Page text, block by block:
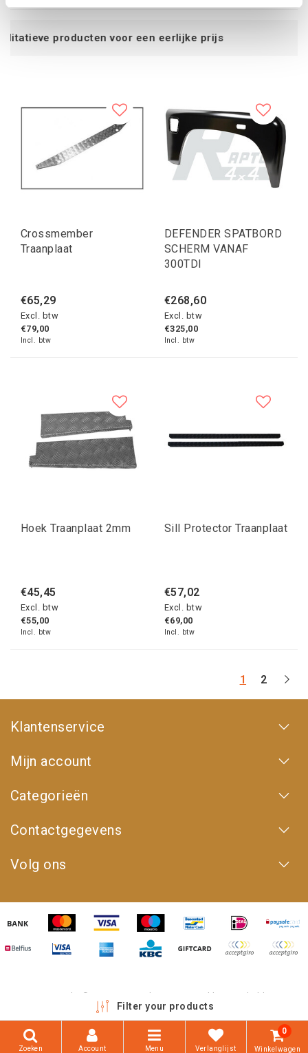
een eerlijke prijs
Crossmember
Traanplaat
€65,29
Excl. btw
€79,00
Incl. btw
DEFENDER SPATBORD
SCHERM VANAF
300TDI
€268,60
Excl. btw
€325,00
Incl. btw
Hoek Traanplaat 2mm
€45,45
Excl. btw
€55,00
Incl. btw
Sill Protector Traanplaat
€57,02
Excl. btw
€69,00
Incl. btw
1 2
Klantenservice
Mijn account
Categorieën
Contactgegevens
Volg ons
Copyright © 2026 - 4WD Shop | Powered by emarkable
Filter your products
Zoeken Account Menu Verlanglijst
0
Winkelwagen